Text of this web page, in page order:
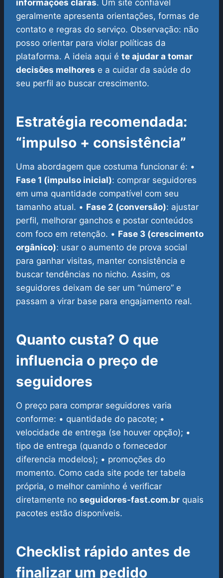
informações claras. Um site confiável
geralmente apresenta orientações, formas de
contato e regras do serviço. Observação: não
posso orientar para violar políticas da
plataforma. A ideia aqui é te ajudar a tomar
decisões melhores e a cuidar da saúde do
seu perfil ao buscar crescimento.
Estratégia recomendada:
“impulso + consistência”
Uma abordagem que costuma funcionar é: •
Fase 1 (impulso inicial): comprar seguidores
em uma quantidade compatível com seu
tamanho atual. • Fase 2 (conversão): ajustar
perfil, melhorar ganchos e postar conteúdos
com foco em retenção. • Fase 3 (crescimento
orgânico): usar o aumento de prova social
para ganhar visitas, manter consistência e
buscar tendências no nicho. Assim, os
seguidores deixam de ser um “número” e
passam a virar base para engajamento real.
Quanto custa? O que
influencia o preço de
seguidores
O preço para comprar seguidores varia
conforme: • quantidade do pacote; •
velocidade de entrega (se houver opção); •
tipo de entrega (quando o fornecedor
diferencia modelos); • promoções do
momento. Como cada site pode ter tabela
própria, o melhor caminho é verificar
diretamente no seguidores-fast.com.br quais
pacotes estão disponíveis.
Checklist rápido antes de
finalizar um pedido